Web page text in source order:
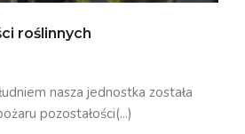
roślinnych
nasza jednostka została
pozostałości(...)